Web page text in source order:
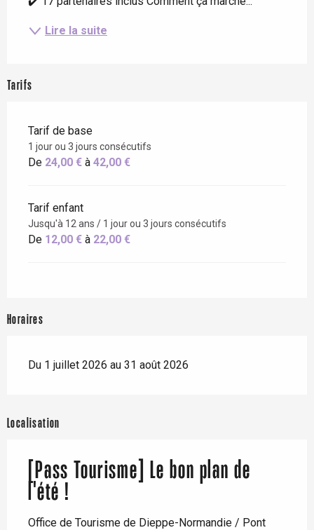
Lire la suite
Tarifs
Tarif de base
1 jour ou 3 jours consécutifs
De 24,00 € à 42,00 €
Tarif enfant
Jusqu'à 12 ans / 1 jour ou 3 jours consécutifs
De 12,00 € à 22,00 €
Horaires
Du 1 juillet 2026 au 31 août 2026
Localisation
[Pass Tourisme] Le bon plan de
l'été !
Office de Tourisme de Dieppe-Normandie / Pont